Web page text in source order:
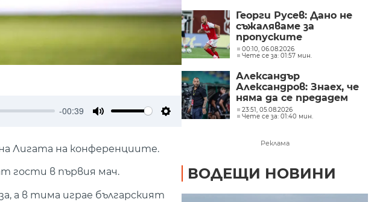
-00:39
Settings
Лигата на конференциите.
гости в първия мач.
а в тима играе българският
Георги Русев: Дано не
съжаляваме за
пропуските
00:10, 06.08.2026
Чете се за: 01:57 мин.
Александър
Александров: Знаех, че
няма да се предадем
23:51, 05.08.2026
Чете се за: 01:40 мин.
Реклама
ВОДЕЩИ НОВИНИ